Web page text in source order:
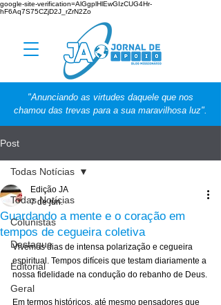
google-site-verification=AlGgplHlEwGIzCUG4Hr-
hF6Aq7S75CZjD2J_rZrN2Zo
"Anunciando as virtudes daquele que nos
chamou das trevas para a sua maravilhosa luz".
Post
Todas Notícias
Colunistas
Destaque
Editorial
Geral
Todas Notícias
Guardando a mente e o coração em
tempos de cegueira coletiva
Edição JA
7 de jun.
Vivemos dias de intensa polarização e cegueira
espiritual. Tempos difíceis que testam diariamente a
nossa fidelidade na condução do rebanho de Deus.
Em termos históricos, até mesmo pensadores que